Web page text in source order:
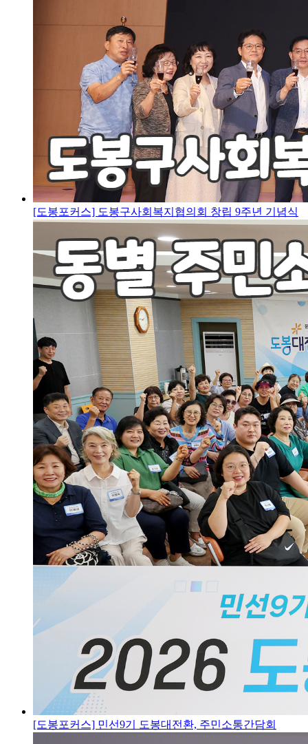
[도봉포커스] 도봉구사회복지협의회 창립 9주년 기념식
[도봉포커스] 민선9기 도봉대전환, 주민소통간담회